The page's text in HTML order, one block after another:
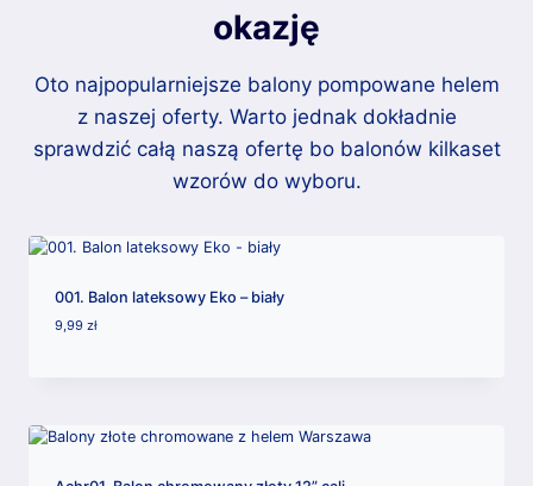
okazję
Oto najpopularniejsze balony pompowane helem
z naszej oferty. Warto jednak dokładnie
sprawdzić całą naszą ofertę bo balonów kilkaset
wzorów do wyboru.
001. Balon lateksowy Eko – biały
9,99zł